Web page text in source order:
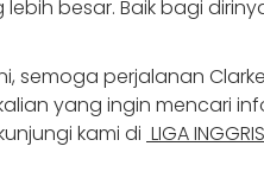
besar. Baik bagi
semoga perjalanan
yang ingin mencari
kami di LIGA INGGRIS